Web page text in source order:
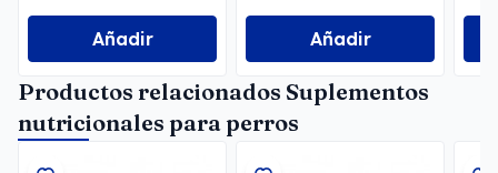
Añadir Añadir
Productos relacionados Suplementos
nutricionales para perros